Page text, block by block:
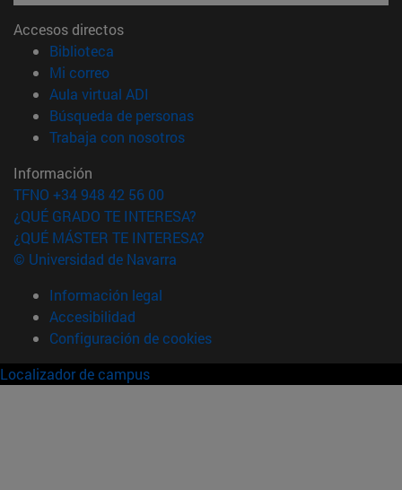
Accesos directos
Biblioteca
Mi correo(abre en nueva ventana)
Aula virtual ADI
Búsqueda de personas(abre en nueva ventana)
Trabaja con nosotros(abre en nueva ventana)
Información
TFNO +34 948 42 56 00
¿QUÉ GRADO TE INTERESA?
¿QUÉ MÁSTER TE INTERESA?
© Universidad de Navarra
Información legal
Accesibilidad
Configuración de cookies
Localizador de campus